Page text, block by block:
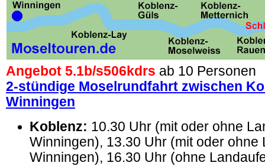
Angebot 5.1b/s506kdrs ab 10 Personen
2-stündige Moselrundfahrt zwischen
Winningen
Koblenz: 10.30 Uhr (mit oder ohne
Winningen), 13.30 Uhr (mit oder ohne
Winningen), 16.30 Uhr (ohne